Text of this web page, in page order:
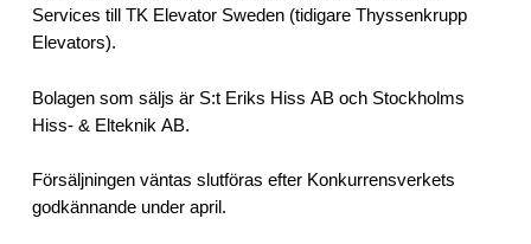
Services till TK Elevator Sweden (tidigare Thyssenkrupp
Elevators).
Bolagen som säljs är S:t Eriks Hiss AB och Stockholms
Hiss- & Elteknik AB.
Försäljningen väntas slutföras efter Konkurrensverkets
godkännande under april.